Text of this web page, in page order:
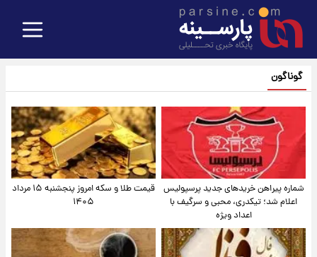
گوناگون
شماره پیراهن خریدهای جدید پرسپولیس
اعلام شد؛ تیکدری، محبی و سرگیف با
اعداد ویژه
قیمت طلا و سکه امروز پنجشنبه ۱۵ مرداد
۱۴۰۵